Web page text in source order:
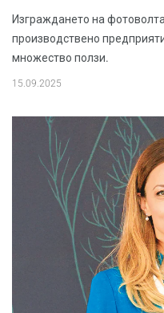
Изграждането на
производствено
множество ползи.
15.09.2025